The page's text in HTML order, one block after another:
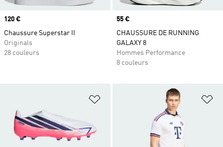
Prix
120 €
Chaussure Superstar II
Originals
28 couleurs
Prix
55 €
CHAUSSURE DE RUNNING
GALAXY 8
Hommes Performance
8 couleurs
Ajouter à la Liste de produits